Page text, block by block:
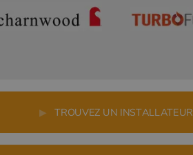
▶ TROUVEZ UN INSTALLATEUR